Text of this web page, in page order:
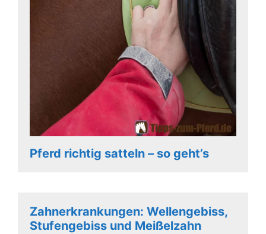
Pferd richtig satteln – so geht’s
Zahnerkrankungen: Wellengebiss,
Stufengebiss und Meißelzahn